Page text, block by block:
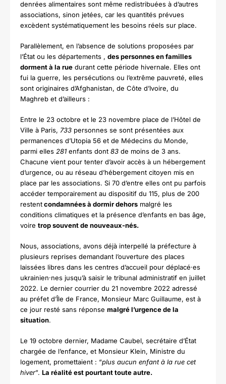
denrées alimentaires sont même redistribuées à d’autres
associations, sinon jetées, car les quantités prévues
excèdent systématiquement les besoins réels sur place.
Parallèlement, en l’absence de solutions proposées par
l’État ou les départements , des personnes en familles
dorment à la rue durant cette période hivernale. Elles ont
fui la guerre, les persécutions ou l’extrême pauvreté, elles
sont originaires d’Afghanistan, de Côte d’Ivoire, du
Maghreb et d’ailleurs :
Entre le 23 octobre et le 23 novembre place de l’Hôtel de
Ville à Paris, 733 personnes se sont présentées aux
permanences d’Utopia 56 et de Médecins du Monde,
parmi elles 281 enfants dont 83 de moins de 3 ans.
Chacune vient pour tenter d’avoir accès à un hébergement
d’urgence, ou au réseau d’hébergement citoyen mis en
place par les associations. Si 70 d’entre elles ont pu parfois
accéder temporairement au dispositif du 115, plus de 200
restentcondamnées à dormir dehors malgré les
conditions climatiques et la présence d’enfants en bas âge,
voire trop souvent de nouveaux-nés.
Nous, associations, avons déjà interpellé la préfecture à
plusieurs reprises demandant l’ouverture des places
laissées libres dans les centres d’accueil pour déplacé·es
ukrainien·nes jusqu’à saisir le tribunal administratif en juillet
2022. Le dernier courrier du 21 novembre 2022 adressé
au préfet d’Île de France, Monsieur Marc Guillaume, est à
ce jour resté sans réponse malgré l’urgence de la
situation.
Le 19 octobre dernier, Madame Caubel, secrétaire d’État
chargée de l’enfance, et Monsieur Klein, Ministre du
logement, promettaient : “plus aucun enfant à la rue cet
hiver”. La réalité est pourtant toute autre.